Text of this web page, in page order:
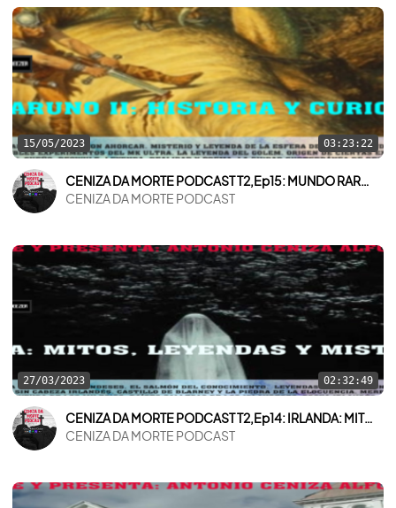
15/05/2023 03:23:22
CENIZA DA MORTE PODCAST T2,Ep15: MUNDO RARUNO II: HISTORIA Y CURIOSIDADES
CENIZA DA MORTE PODCAST
27/03/2023 02:32:49
CENIZA DA MORTE PODCAST T2,Ep14: IRLANDA: MITOS, LEYENDAS Y MISTERIOS
CENIZA DA MORTE PODCAST